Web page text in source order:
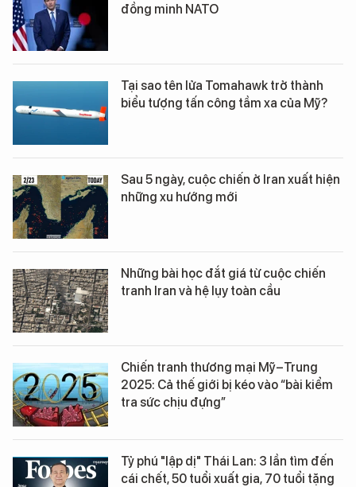
đồng minh NATO
Tại sao tên lửa Tomahawk trở thành
biểu tượng tấn công tầm xa của Mỹ?
Sau 5 ngày, cuộc chiến ở Iran xuất hiện
những xu hướng mới
Những bài học đắt giá từ cuộc chiến
tranh Iran và hệ lụy toàn cầu
Chiến tranh thương mại Mỹ–Trung
2025: Cả thế giới bị kéo vào “bài kiểm
tra sức chịu đựng”
Tỷ phú "lập dị" Thái Lan: 3 lần tìm đến
cái chết, 50 tuổi xuất gia, 70 tuổi tặng